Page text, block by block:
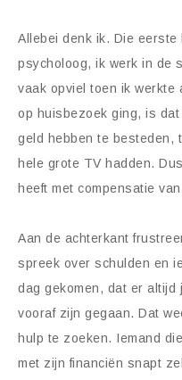
Allebei denk ik. Die
psycholoog, ik werk in de
vaak opviel toen ik werkte
op huisbezoek ging, is
geld hebben te besteden,
hele grote TV hadden.
heeft met compensatie
Aan de achterkant
spreek over schulden en
dag gekomen, dat er altijd
vooraf zijn gegaan. Dat
hulp te zoeken. Iemand
met zijn financiën snapt